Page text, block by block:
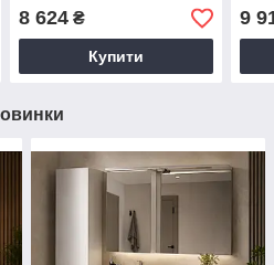
8 624₴
Купити
9